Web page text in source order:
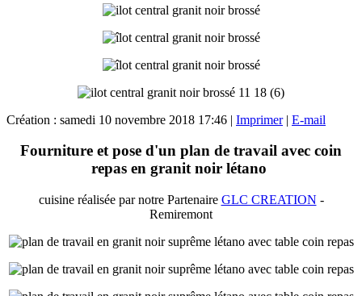
Création : samedi 10 novembre 2018 17:46 | Imprimer| E-mail
Fourniture et pose d'un plan de travail avec coin
repas en granit noir létano
cuisine réalisée par notre Partenaire GLC CREATION -
Remiremont